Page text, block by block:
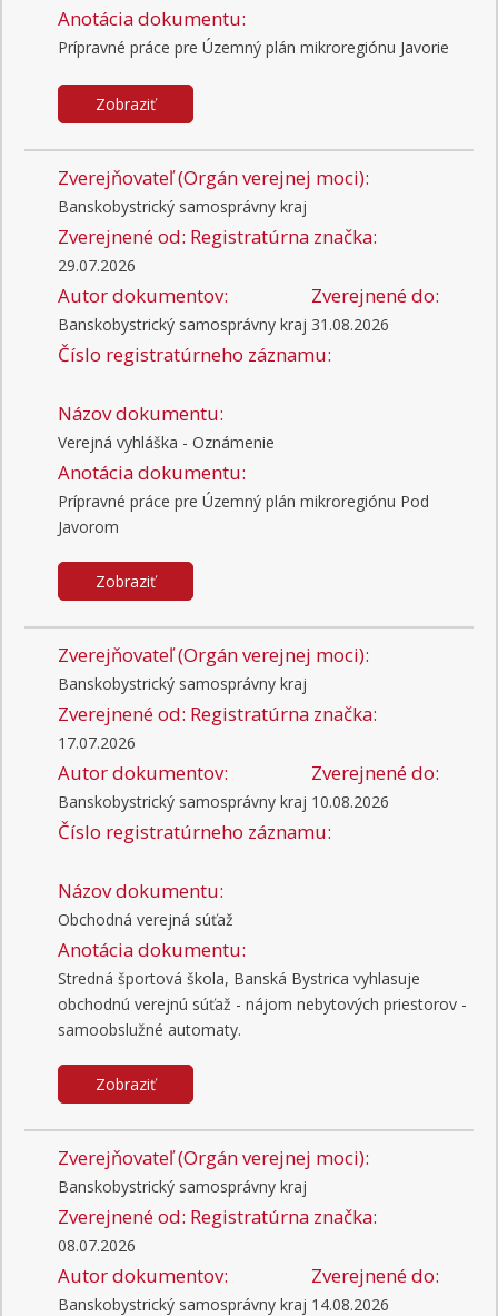
Anotácia dokumentu:
Prípravné práce pre Územný plán mikroregiónu Javorie
Zobraziť
Zverejňovateľ (Orgán verejnej moci):
Banskobystrický samosprávny kraj
Zverejnené od:
29.07.2026
Registratúrna značka:
Autor dokumentov:
Banskobystrický samosprávny kraj
Zverejnené do:
31.08.2026
Číslo registratúrneho záznamu:
Názov dokumentu:
Verejná vyhláška - Oznámenie
Anotácia dokumentu:
Prípravné práce pre Územný plán mikroregiónu Pod
Javorom
Zobraziť
Zverejňovateľ (Orgán verejnej moci):
Banskobystrický samosprávny kraj
Zverejnené od:
17.07.2026
Registratúrna značka:
Autor dokumentov:
Banskobystrický samosprávny kraj
Zverejnené do:
10.08.2026
Číslo registratúrneho záznamu:
Názov dokumentu:
Obchodná verejná súťaž
Anotácia dokumentu:
Stredná športová škola, Banská Bystrica vyhlasuje
obchodnú verejnú súťaž - nájom nebytových priestorov -
samoobslužné automaty.
Zobraziť
Zverejňovateľ (Orgán verejnej moci):
Banskobystrický samosprávny kraj
Zverejnené od:
08.07.2026
Registratúrna značka:
Autor dokumentov:
Banskobystrický samosprávny kraj
Zverejnené do:
14.08.2026